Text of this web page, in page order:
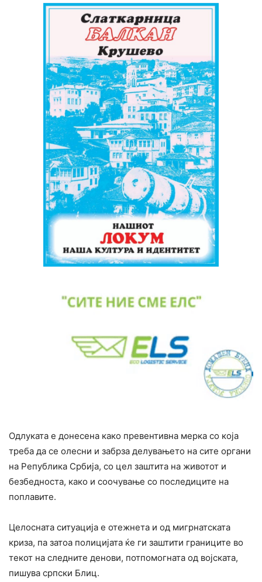
Одлуката е донесена како превентивна мерка со која
треба да се олесни и забрза делувањето на сите органи
на Република Србија, со цел заштита на животот и
безбедноста, како и соочување со последиците на
поплавите.
Целосната ситуација е отежнета и од мигрнатската
криза, па затоа полицијата ќе ги заштити границите во
текот на следните денови, потпомогната од војската,
пишува српски Блиц.